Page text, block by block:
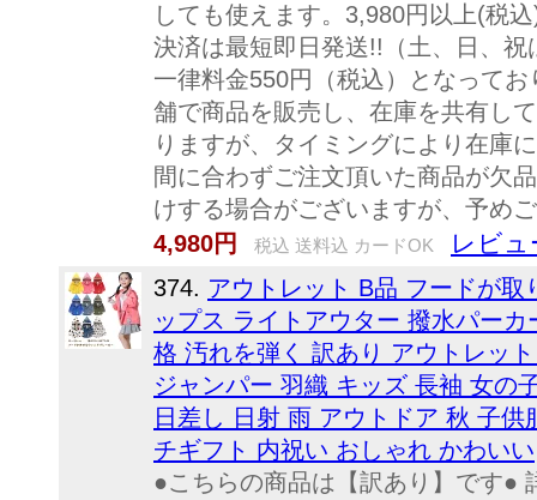
しても使えます。3,980円以上(税
決済は最短即日発送!!（土、日、
一律料金550円（税込）となって
舗で商品を販売し、在庫を共有し
りますが、タイミングにより在庫
間に合わずご注文頂いた商品が欠
けする場合がございますが、予め
4,980円
税込 送料込 カードOK レビュ
374. アウトレット B品 フードが
ップス ライトアウター 撥水パー
格 汚れを弾く 訳あり アウトレッ
ジャンパー 羽織 キッズ 長袖 女の
日差し 日射 雨 アウトドア 秋 子
チギフト 内祝い おしゃれ かわいい
●こちらの商品は【訳あり】です●